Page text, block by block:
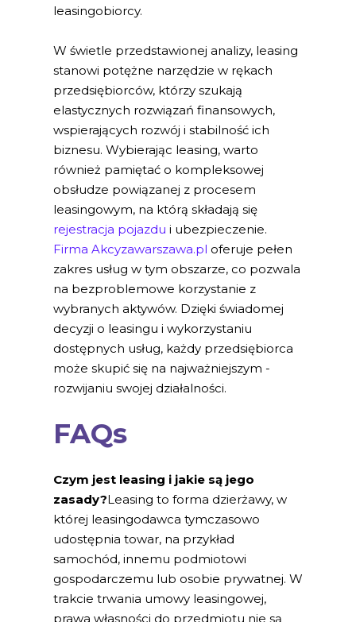
leasingobiorcy.
W świetle przedstawionej analizy, leasing
stanowi potężne narzędzie w rękach
przedsiębiorców, którzy szukają
elastycznych rozwiązań finansowych,
wspierających rozwój i stabilność ich
biznesu. Wybierając leasing, warto
również pamiętać o kompleksowej
obsłudze powiązanej z procesem
leasingowym, na którą składają się
rejestracja pojazdu i ubezpieczenie.
Firma Akcyzawarszawa.pl oferuje pełen
zakres usług w tym obszarze, co pozwala
na bezproblemowe korzystanie z
wybranych aktywów. Dzięki świadomej
decyzji o leasingu i wykorzystaniu
dostępnych usług, każdy przedsiębiorca
może skupić się na najważniejszym -
rozwijaniu swojej działalności.
FAQs
Czym jest leasing i jakie są jego
zasady?Leasing to forma dzierżawy, w
której leasingodawca tymczasowo
udostępnia towar, na przykład
samochód, innemu podmiotowi
gospodarczemu lub osobie prywatnej. W
trakcie trwania umowy leasingowej,
prawa własności do przedmiotu nie są